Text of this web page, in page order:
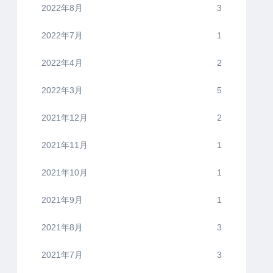
2022年8月 3
2022年7月 1
2022年4月 2
2022年3月 5
2021年12月 2
2021年11月 1
2021年10月 1
2021年9月 1
2021年8月 3
2021年7月 3